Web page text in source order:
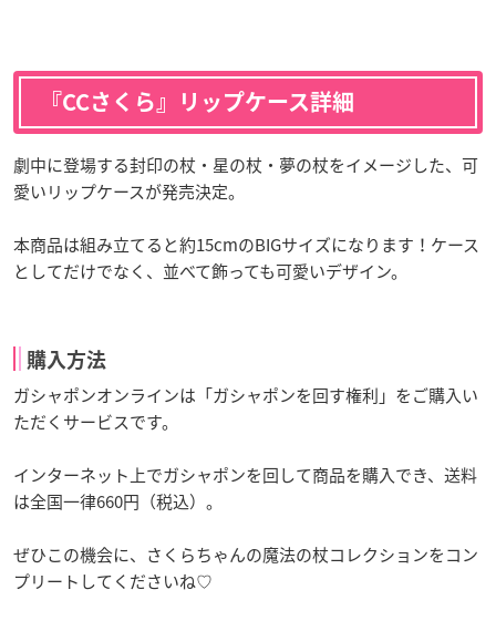
『CCさくら』リップケース詳細
劇中に登場する封印の杖・星の杖・夢の杖をイメージした、可
愛いリップケースが発売決定。
本商品は組み立てると約15cmのBIGサイズになります！ケース
としてだけでなく、並べて飾っても可愛いデザイン。
購入方法
ガシャポンオンラインは「ガシャポンを回す権利」をご購入い
ただくサービスです。
インターネット上でガシャポンを回して商品を購入でき、送料
は全国一律660円（税込）。
ぜひこの機会に、さくらちゃんの魔法の杖コレクションをコン
プリートしてくださいね♡